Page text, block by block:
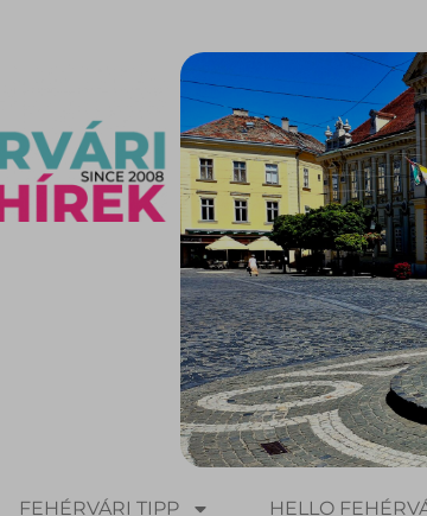
FEHÉRVÁRI TIPP HELLO